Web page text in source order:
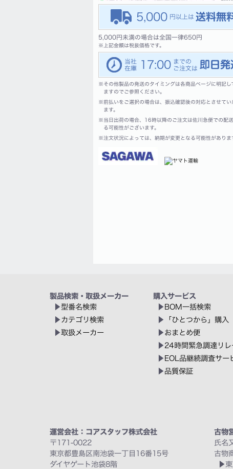
5,000
5,000円未満の場合は全国一律650円
※ 上記金額は税抜価格です。
17:00
※その他製品の発送のタイミングは各商品ページに明記し
ますのでご参照ください。
※前払いをご選択の場合は、振込確認後の対応とさせてい
ます。
※ 当日出荷の場合、16時以降のご注文は佐川急便での配
る可能性がございます。
※注文状況によっては、納期が変更となる可能性がありま
製品検索・取扱メーカー
型番名検索
カテゴリ検索
取扱メーカー
購入サービス
BOM一括検索
「ひとつから」購入
おまとめ便
24時間緊急調達リレ
EOL品継続調査サー
品質保証
運営会社：コアスタッフ株式会社
〒171-0022
東京都豊島区南池袋一丁目16番15号
ダイヤゲート池袋8階
古物
氏名
古物